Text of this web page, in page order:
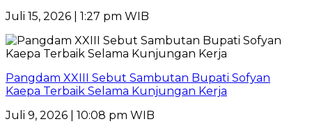
Juli 15, 2026 | 1:27 pm WIB
Pangdam XXIII Sebut Sambutan Bupati Sofyan
Kaepa Terbaik Selama Kunjungan Kerja
Juli 9, 2026 | 10:08 pm WIB